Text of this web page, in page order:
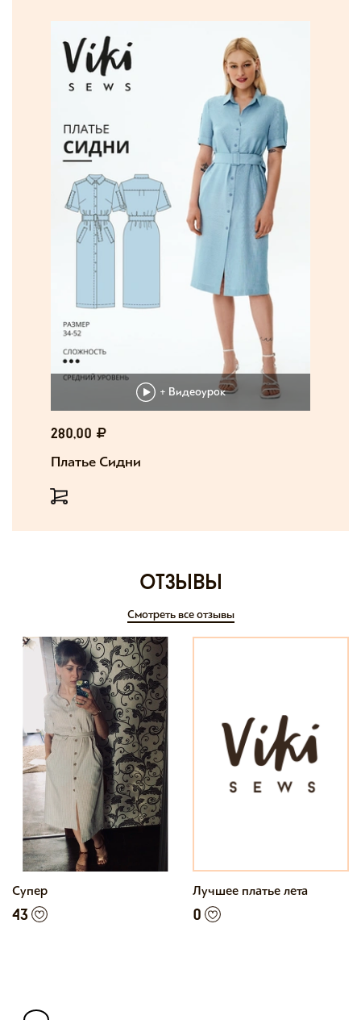
+ Видеоурок
280,00
Платье Сидни
отзывы
Смотреть все отзывы
Супер
43
Лучшее платье лета
0